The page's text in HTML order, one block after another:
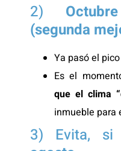
2)
(segunda
Ya pasó el
Es el
que el clima
inmueble para
3) Evita, si